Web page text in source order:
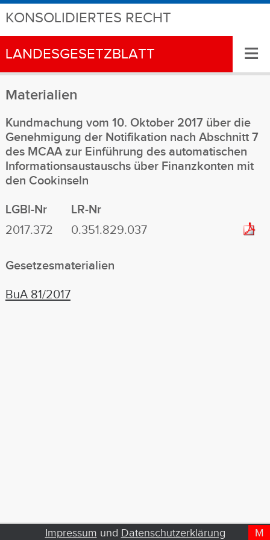
KONSOLIDIERTES RECHT
LANDESGESETZBLATT ≡
Materialien
Kundmachung vom 10. Oktober 2017 über die
Genehmigung der Notifikation nach Abschnitt 7
des MCAA zur Einführung des automatischen
Informationsaustauschs über Finanzkonten mit
den Cookinseln
LGBl-Nr
LR-Nr
2017.372
0.351.829.037
Gesetzesmaterialien
BuA 81/2017
D
T
M
Impressum und Datenschutzerklärung